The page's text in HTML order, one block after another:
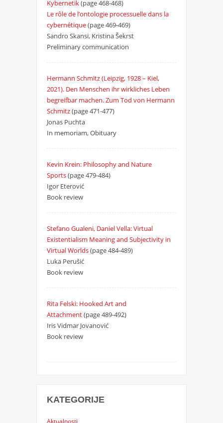
Kybernetik(page 468-468)
Le rôle de l’ontologie processuelle dans la
cybernétique(page 469-469)
Sandro Skansi, Kristina Šekrst
Preliminary communication
Hermann Schmitz (Leipzig, 1928 – Kiel,
2021). Den Menschen ihr wirkliches Leben
begreifbar machen. Zum Tod von Hermann
Schmitz(page 471-477)
Jonas Puchta
In memoriam, Obituary
Kevin Krein: Philosophy and Nature
Sports(page 479-484)
Igor Eterović
Book review
Stefano Gualeni, Daniel Vella: Virtual
Existentialism Meaning and Subjectivity in
Virtual Worlds(page 484-489)
Luka Perušić
Book review
Rita Felski: Hooked Art and
Attachment(page 489-492)
Iris Vidmar Jovanović
Book review
KATEGORIJE
Aktualnosti